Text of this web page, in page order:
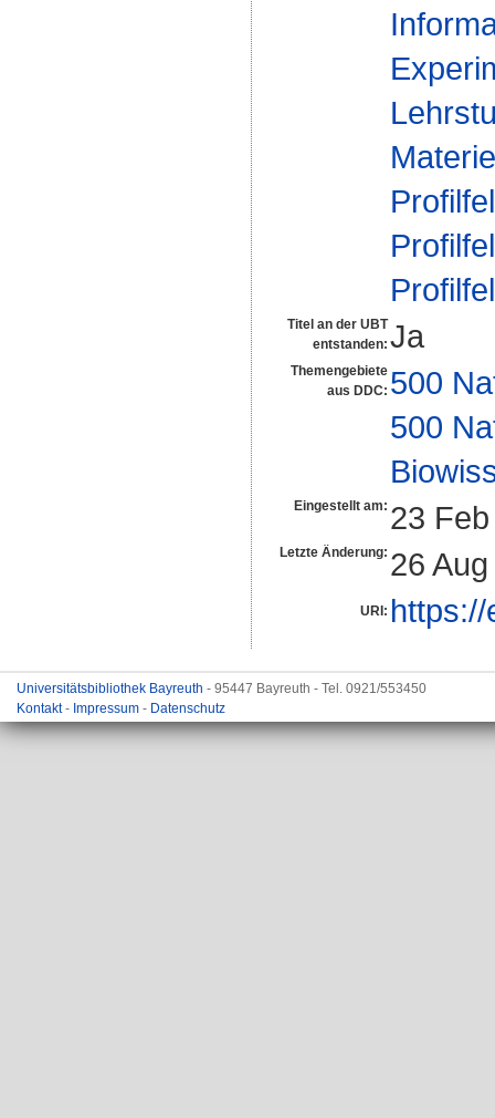
Titel an der UBT
entstanden: Ja
Themengebiete
aus DDC: 500
500
Eingestellt am: 23
Letzte Änderung: 26
URI:
Universitätsbibliothek Bayreuth - 95447 Bayreuth - Tel. 0921/553450
Kontakt- Impressum - Datenschutz